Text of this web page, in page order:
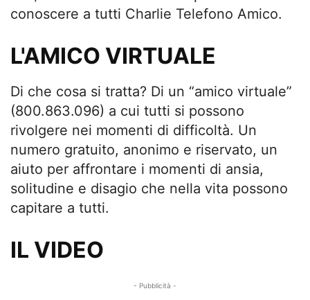
conoscere a tutti Charlie Telefono Amico.
L'AMICO VIRTUALE
Di che cosa si tratta? Di un “amico virtuale”
(800.863.096) a cui tutti si possono
rivolgere nei momenti di difficoltà. Un
numero gratuito, anonimo e riservato, un
aiuto per affrontare i momenti di ansia,
solitudine e disagio che nella vita possono
capitare a tutti.
IL VIDEO
- Pubblicità -